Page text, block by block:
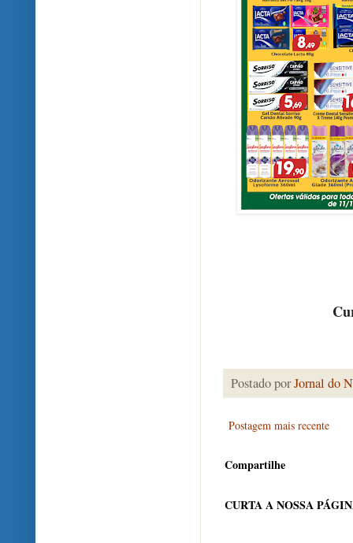
Postado porJornal do
Postagem mais recente
Compartilhe
CURTA A NOSSA